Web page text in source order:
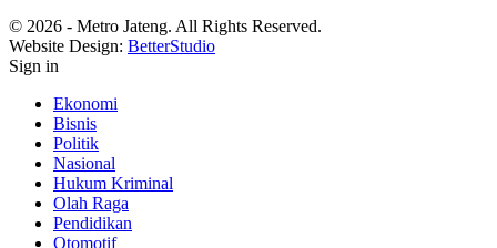
© 2026 - Metro Jateng. All Rights Reserved.
Website Design: BetterStudio
Sign in
Ekonomi
Bisnis
Politik
Nasional
Hukum Kriminal
Olah Raga
Pendidikan
Otomotif